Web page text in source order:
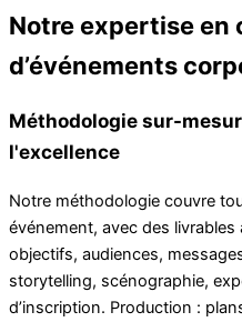
Notre expertise en
d’événements
Méthodologie sur-
l'excellence
Notre méthodologie couvre
événement, avec des livrables
objectifs, audiences,
storytelling, scénographie,
d’inscription. Production :